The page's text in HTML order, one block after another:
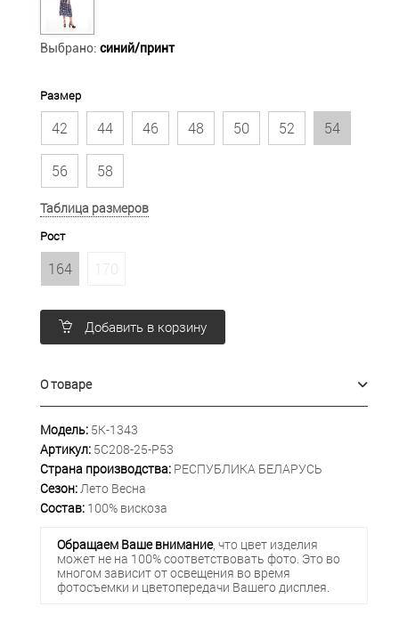
Выбрано: синий/принт
Размер
42 44 46 48 50 52 54
56 58
Таблица размеров
Рост
164 170
Добавить в корзину
О товаре
Модель: 5К-1343
Артикул: 5С208-25-Р53
Страна производства: РЕСПУБЛИКА БЕЛАРУСЬ
Сезон:Лето Весна
Состав: 100% вискоза
Обращаем Ваше внимание, что цвет изделия
может не на 100% соответствовать фото. Это во
многом зависит от освещения во время
фотосъемки и цветопередачи Вашего дисплея.